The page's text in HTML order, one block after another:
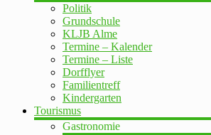
Politik
Grundschule
KLJB Alme
Termine – Kalender
Termine – Liste
Dorfflyer
Familientreff
Kindergarten
Tourismus
Gastronomie